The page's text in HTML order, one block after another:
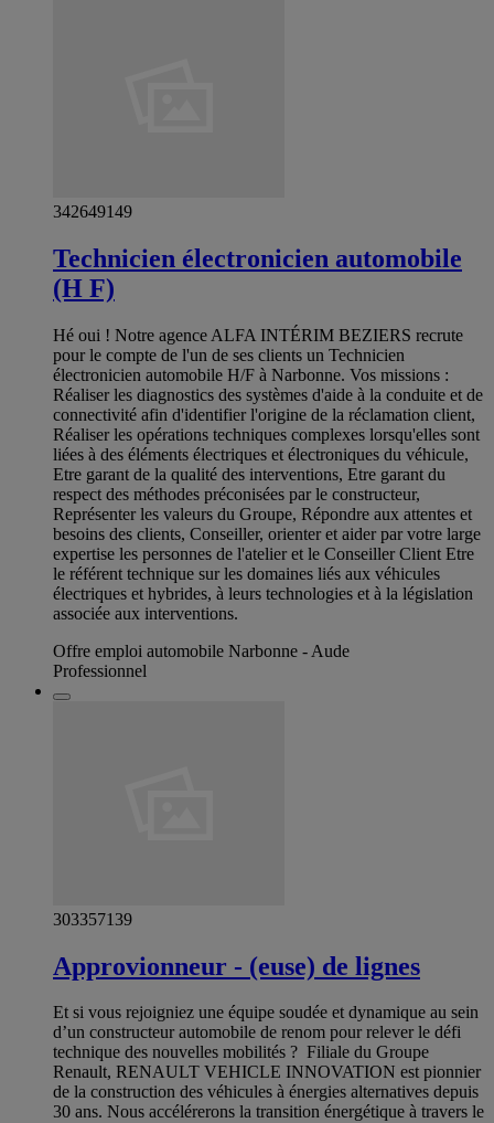
342649149
Technicien électronicien automobile
(H F)
Hé oui ! Notre agence ALFA INTÉRIM BEZIERS recrute
pour le compte de l'un de ses clients un Technicien
électronicien automobile H/F à Narbonne. Vos missions :
Réaliser les diagnostics des systèmes d'aide à la conduite et de
connectivité afin d'identifier l'origine de la réclamation client,
Réaliser les opérations techniques complexes lorsqu'elles sont
liées à des éléments électriques et électroniques du véhicule,
Etre garant de la qualité des interventions, Etre garant du
respect des méthodes préconisées par le constructeur,
Représenter les valeurs du Groupe, Répondre aux attentes et
besoins des clients, Conseiller, orienter et aider par votre large
expertise les personnes de l'atelier et le Conseiller Client Etre
le référent technique sur les domaines liés aux véhicules
électriques et hybrides, à leurs technologies et à la législation
associée aux interventions.
Offre emploi automobile Narbonne - Aude
Professionnel
303357139
Approvionneur - (euse) de lignes
Et si vous rejoigniez une équipe soudée et dynamique au sein
d’un constructeur automobile de renom pour relever le défi
technique des nouvelles mobilités ? Filiale du Groupe
Renault, RENAULT VEHICLE INNOVATION est pionnier
de la construction des véhicules à énergies alternatives depuis
30 ans. Nous accélérerons la transition énergétique à travers le